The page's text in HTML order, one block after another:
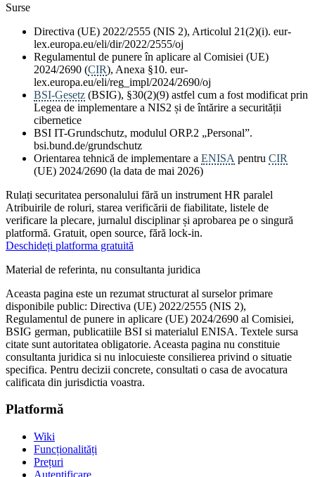
Surse
Directiva (UE) 2022/2555 (NIS 2), Articolul 21(2)(i). eur-
lex.europa.eu/eli/dir/2022/2555/oj
Regulamentul de punere în aplicare al Comisiei (UE)
2024/2690 (CIR), Anexa §10. eur-
lex.europa.eu/eli/reg_impl/2024/2690/oj
BSI-Gesetz (BSIG), §30(2)(9) astfel cum a fost modificat prin
Legea de implementare a NIS2 și de întărire a securității
cibernetice
BSI IT-Grundschutz, modulul ORP.2 „Personal”.
bsi.bund.de/grundschutz
Orientarea tehnică de implementare a ENISA pentru CIR
(UE) 2024/2690 (la data de mai 2026)
Rulați securitatea personalului fără un instrument HR paralel
Atribuirile de roluri, starea verificării de fiabilitate, listele de
verificare la plecare, jurnalul disciplinar și aprobarea pe o singură
platformă. Gratuit, open source, fără lock-in.
Deschideți platforma gratuită
Material de referinta, nu consultanta juridica
Aceasta pagina este un rezumat structurat al surselor primare
disponibile public: Directiva (UE) 2022/2555 (NIS 2),
Regulamentul de punere in aplicare (UE) 2024/2690 al Comisiei,
BSIG german, publicatiile BSI si materialul ENISA. Textele sursa
citate sunt autoritatea obligatorie. Aceasta pagina nu constituie
consultanta juridica si nu inlocuieste consilierea privind o situatie
specifica. Pentru decizii concrete, consultati o casa de avocatura
calificata din jurisdictia voastra.
Platformă
Wiki
Funcționalități
Prețuri